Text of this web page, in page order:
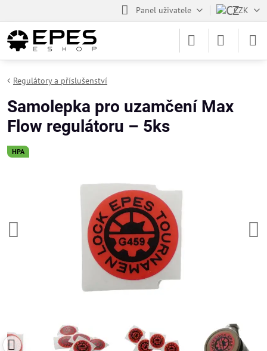
Panel uživatele CZK
HPA
Regulátory a příslušenství
Samolepka pro uzamčení Max
Flow regulátoru – 5ks